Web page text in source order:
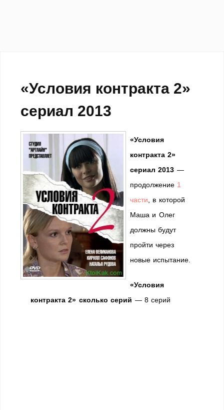
«Условия контракта 2»
сериал 2013
«Условия
контракта 2»
сериал 2013 —
продолжение 1
части , в которой
Маша и Олег
должны будут
пройти через
новые испытание.
«Условия
контракта 2» сколько серий — 8 серий